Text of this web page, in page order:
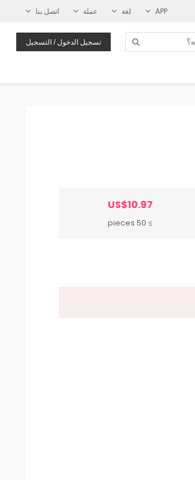
APP لغة عملة اتصل بنا
تسجيل الدخول / التسجيل
US$10.97
≥ 50 pieces